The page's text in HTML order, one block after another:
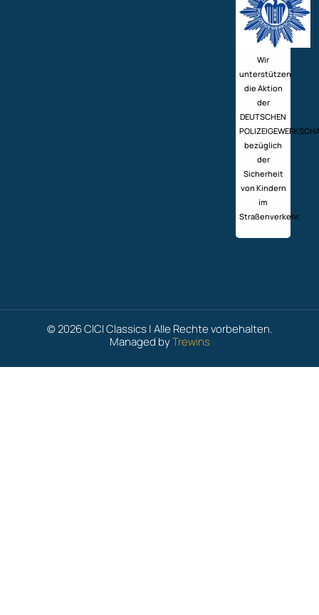
Wir
unterstützen
die Aktion
der
DEUTSCHEN
bezüglich
der
Sicherheit
von Kindern
im
Straßenverkehr.
© 2026 CICI Classics | Alle Rechte vorbehalten.
Managed byTrewins